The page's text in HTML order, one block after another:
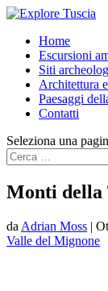
Home
Escursioni
Siti
Architettura
Paesaggi
Contatti
Seleziona una
Monti della
da Adrian Moss |
Valle del Mignone